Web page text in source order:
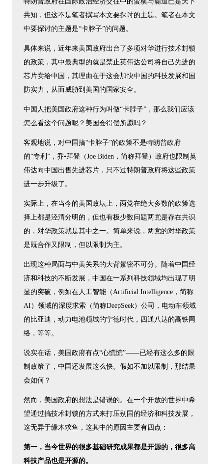
共知，但这不是笔者撰写本文要探讨的主题。笔者在本文
中要探讨的主题是“卡脖子”的问题。
具体来说，近年来美国政府出台了多项对华进行技术封锁
的政策，其中最典型的就是禁止英伟达公司将自己先进的
芯片卖给中国，其理由在于这会加快中国的科技发展和国
防实力，从而威胁到美国的国家安全。
中国人把美国政府这种行为叫做“卡脖子”，那么我们应该
怎么看这个问题呢？美国会得偿所愿吗？
客观地说，对中国搞“卡脖子”的政策不是特朗普政府
的“专利”，乔•拜登（Joe Biden，简称拜登）政府也限制英
伟达向中国出售先进芯片，只不过特朗普政府将这些政策
进一步升级了。
实际上，在当今的美国政坛上，两党在绝大多数的政策选
择上都是泾渭分明的，但也有极少数问题两党是存在共识
的，对华政策就是其中之一。简单来说，两党的对华政策
是既合作又限制，但以限制为主。
出现这种局面与中美关系的大背景密不可分。随着中国经
济和科技的不断发展，中国在一系列科技领域均出现了明
显的突破，例如在人工智能（Artificial Intelligence，简称
AI）领域的深度求索（简称DeepSeek）公司，电动车领域
的比亚迪，动力电池领域的宁德时代，四通八达的高铁网
络，等等。
说实在话，美国政府有点“心慌慌”——已经有这么多的限
制政策了，中国还发展这么快。假如不加以限制，那结果
会如何？
然而，美国政府的想法是错误的。在一个开放的世界中希
望通过搞技术封锁的方式来打压别国的经济和科技发展，
这无异于缘木求鱼，这其中的原因主要有四点：
第一，当今世界的很多基础研究成果都是开源的，很多高
科技产品也是开源的。